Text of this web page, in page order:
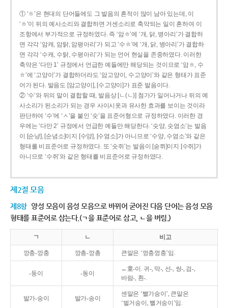
① ‘ㅎ’은 현대의 단어들에도 그 발음의 흔적이 많이 남아 있는데, 이
‘ㅎ’이 뒤의 예사소리와 결합하면 거센소리로 축약되는 일이 흔하여 이
조항에서 부가적으로 규정하였다. 즉 ‘암ㅎ’에 ‘개, 닭, 병아리’가 결합하
면 각각 ‘암캐, 암탉, 암평아리’가 되고 ‘수ㅎ’에 ‘개, 닭, 병아리’가 결합하
면 각각 ‘수캐, 수탉, 수평아리’가 되는 언어 현실을 존중하였다. 이러한
축약은 ‘다만 1’ 규정에서 언급한 예들에만 해당되는 것이므로 ‘암ㅎ, 수
ㅎ’에 ‘고양이’가 결합하더라도 ‘암고양이, 수고양이’와 같은 형태가 표준
어가 된다. 발음도 [암고양이], [수고양이]가 표준 발음이다.
② ‘수’와 뒤의 말이 결합할 때, 발음상 [ㄴ(ㄴ)] 첨가가 일어나거나 뒤의 예
사소리가 된소리가 되는 경우 사이시옷과 유사한 효과를 보이는 것이라
판단하여 ‘수’에 ‘ㅅ’을 붙인 ‘숫’을 표준어형으로 규정하였다. 이러한 경
우에는 ‘다만 2’ 규정에서 언급한 예들만 해당한다. ‘숫양, 숫염소’는 발음
이 [순냥], [순념소]이지 [수양], [수염소]가 아니므로 ‘수양, 수염소’와 같은
형태를 비표준어로 규정하였다. 또 ‘숫쥐’는 발음이 [숟쮜]이지 [수쥐]가
아니므로 ‘수쥐’와 같은 형태를 비표준어로 규정하였다.
제2절 모음
제8항 양성 모음이 음성 모음으로 바뀌어 굳어진 다음 단어는 음성 모음
형태를 표준어로 삼는다.(ㄱ을 표준어로 삼고, ㄴ을 버림.)
ㄱ ㄴ 비고
깡충-깡충 깡총-깡총 큰말은 ‘껑충껑충’임.
-둥이 -동이
←童-이. 귀-, 막-, 선-, 쌍-, 검-,
바람-, 흰-.
발가-숭이 발가-송이
센말은 ‘빨가숭이’, 큰말은
‘벌거숭이, 뻘거숭이’임.